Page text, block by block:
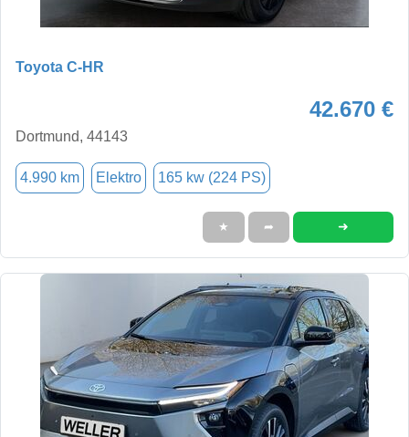
Toyota C-HR
42.670 €
Dortmund, 44143
4.990 km Elektro 165 kw (224 PS)
★ ➦ ➜